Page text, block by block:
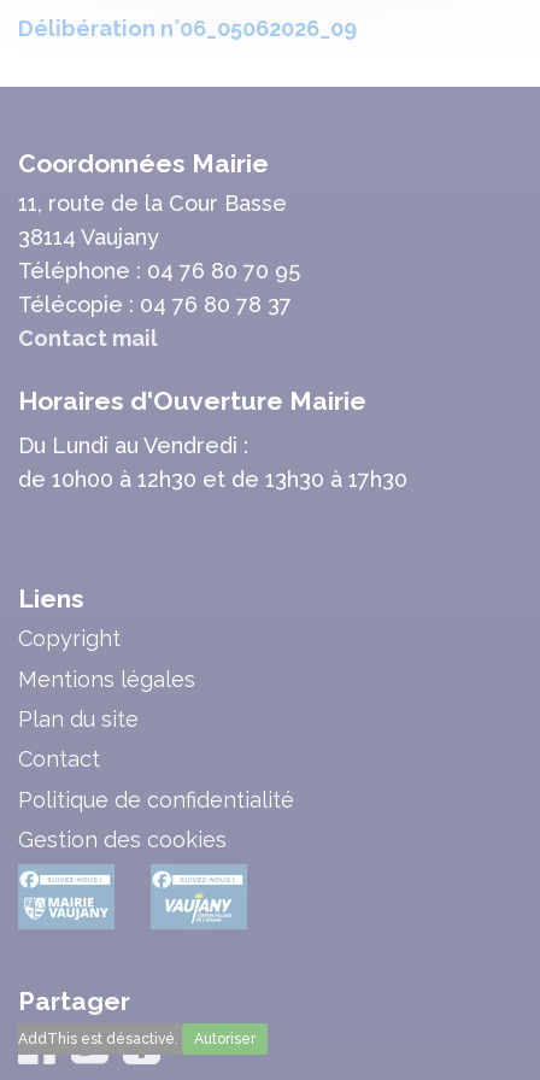
Délibération n°06_05062026_09
Coordonnées Mairie
11, route de la Cour Basse
38114 Vaujany
Téléphone : 04 76 80 70 95
Télécopie : 04 76 80 78 37
Contact mail
Horaires d'Ouverture Mairie
Du Lundi au Vendredi :
de 10h00 à 12h30 et de 13h30 à 17h30
Liens
Copyright
Mentions légales
Plan du site
Contact
Politique de confidentialité
Gestion des cookies
Partager
AddThis est désactivé. Autoriser